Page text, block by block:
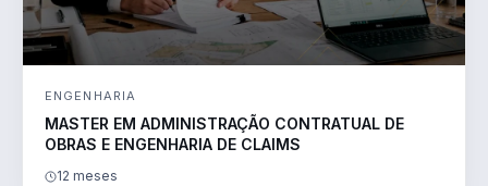
ENGENHARIA
MASTER EM ADMINISTRAÇÃO CONTRATUAL DE
OBRAS E ENGENHARIA DE CLAIMS
12 meses